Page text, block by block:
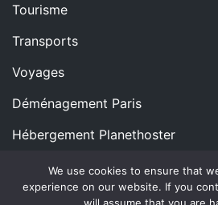
Tourisme
Transports
Voyages
Déménagement Paris
Hébergement Planethoster
Copyright © All rights reserved.
We use cookies to ensure that
experience on our website. If you